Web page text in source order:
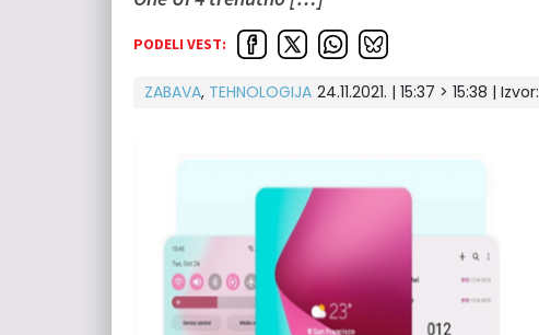
PODELI VEST:
ZABAVA, TEHNOLOGIJA 24.11.2021. | 15:37 > 15:38 | Izvor: